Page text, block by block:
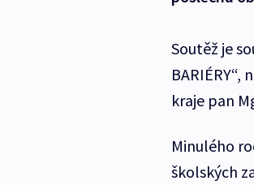
Soutěž je
kraje pan
Minulého
školských